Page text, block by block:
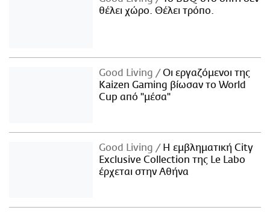
θέλει χώρο. Θέλει τρόπο.
Good Living
Οι εργαζόμενοι της
Kaizen Gaming βίωσαν το World
Cup από "μέσα"
Good Living
Η εμβληματική City
Exclusive Collection της Le Labo
έρχεται στην Αθήνα